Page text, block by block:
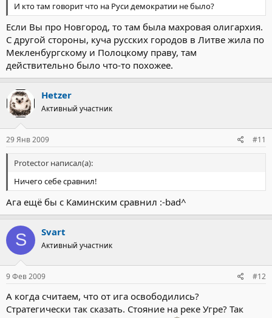
И кто там говорит что на Руси демократии не было?
Если Вы про Новгород, то там была махровая олигархия.
С другой стороны, куча русских городов в Литве жила по
Мекленбургскому и Полоцкому праву, там
действительно было что-то похожее.
Hetzer
Активный участник
29 Янв 2009 #11
Protector написал(а):
Ничего себе сравнил!
Ага ещё бы с Каминским сравнил :-bad^
S Svart
Активный участник
9 Фев 2009 #12
А когда считаем, что от ига освободились?
Стратегически так сказать. Стояние на реке Угре? Так